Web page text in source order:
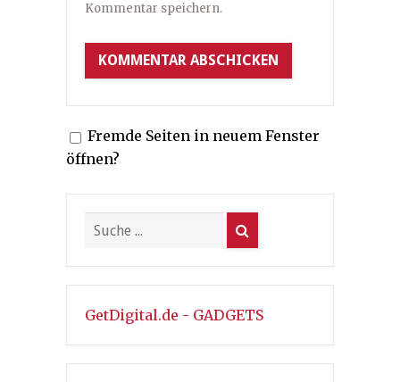
Kommentar speichern.
Fremde Seiten in neuem Fenster
öffnen?
GetDigital.de - GADGETS